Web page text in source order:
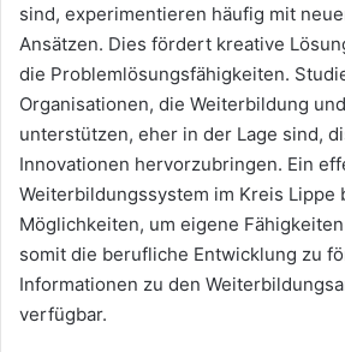
sind, experimentieren häufig mit
Ansätzen. Dies fördert kreative
die Problemlösungsfähigkeiten.
Organisationen, die Weiterbildung
unterstützen, eher in der Lage sind,
Innovationen hervorzubringen. Ein
Weiterbildungssystem im Kreis Lippe
Möglichkeiten, um eigene
somit die berufliche Entwicklung zu
Informationen zu den
verfügbar.